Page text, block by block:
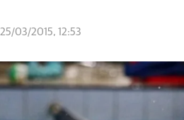
25/03/2015, 12:53